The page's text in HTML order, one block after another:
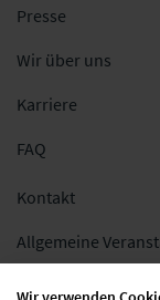
Presse
Wir über uns
Karriere
FAQ
Kontakt
Allgemeine